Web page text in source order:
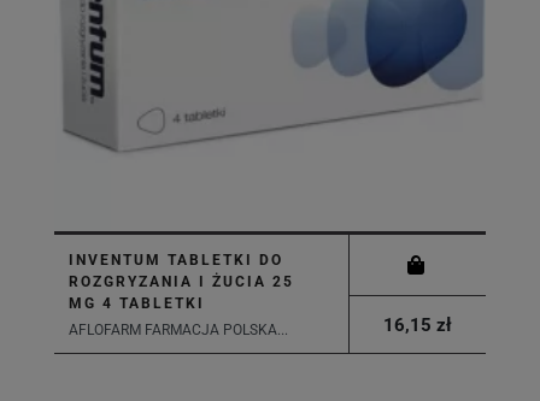
INVENTUM TABLETKI DO
ROZGRYZANIA I ŻUCIA 25
MG 4 TABLETKI
AFLOFARM FARMACJA POLSKA...
16,15 zł